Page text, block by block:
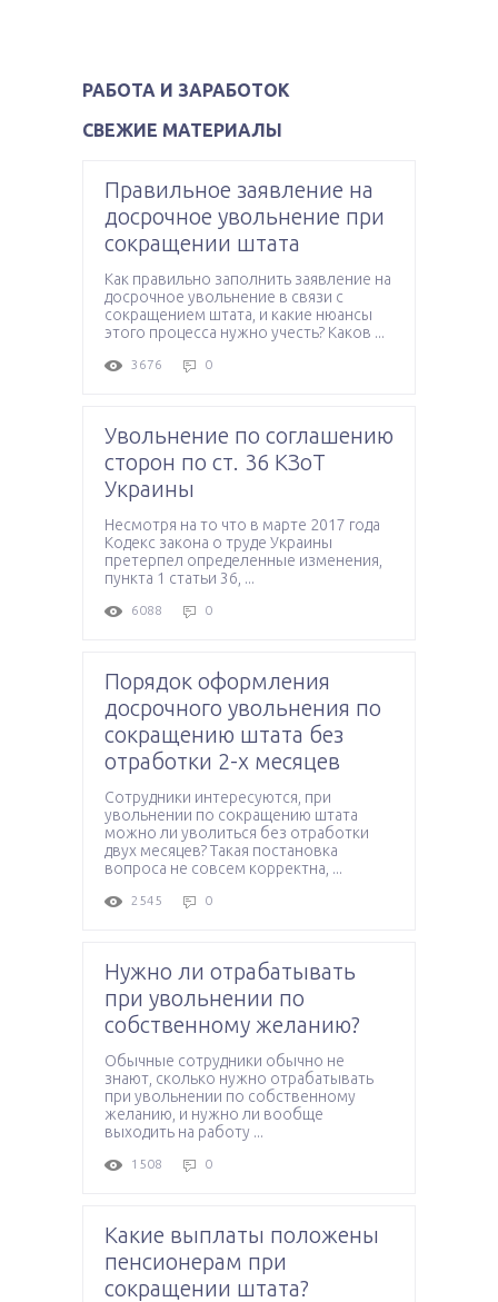
РАБОТА И ЗАРАБОТОК
СВЕЖИЕ МАТЕРИАЛЫ
Правильное заявление на
досрочное увольнение при
сокращении штата
Как правильно заполнить заявление на
досрочное увольнение в связи с
сокращением штата, и какие нюансы
этого процесса нужно учесть? Каков ...
3676 0
Увольнение по соглашению
сторон по ст. 36 КЗоТ
Украины
Несмотря на то что в марте 2017 года
Кодекс закона о труде Украины
претерпел определенные изменения,
пункта 1 статьи 36, ...
6088 0
Порядок оформления
досрочного увольнения по
сокращению штата без
отработки 2-х месяцев
Сотрудники интересуются, при
увольнении по сокращению штата
можно ли уволиться без отработки
двух месяцев? Такая постановка
вопроса не совсем корректна, ...
2545 0
Нужно ли отрабатывать
при увольнении по
собственному желанию?
Обычные сотрудники обычно не
знают, сколько нужно отрабатывать
при увольнении по собственному
желанию, и нужно ли вообще
выходить на работу ...
1508 0
Какие выплаты положены
пенсионерам при
сокращении штата?